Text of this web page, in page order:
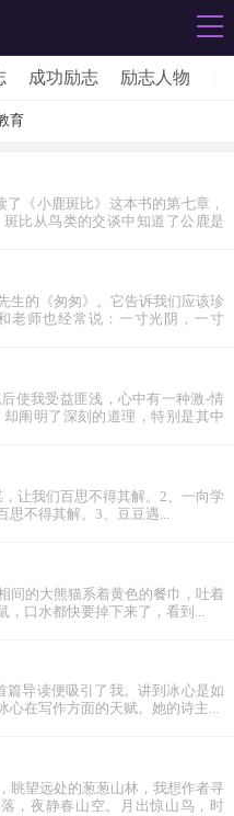
成功励志 励志人物
育
《小鹿斑比》这本书的第七章，
比从鸟类的交谈中知道了公鹿是
生的《匆匆》。它告诉我们应该珍
老师也经常说：一寸光阴，一寸
使我受益匪浅，心中有一种激-情
阐明了深刻的道理，特别是其中
让我们百思不得其解。2、一向学
不得其解。3、豆豆遇...
间的大熊猫系着黄色的餐巾，吐着
口水都快要掉下来了，看到...
篇导读便吸引了我。讲到冰心是如
心在写作方面的天赋。她的诗主...
眺望远处的葱葱山林，我想作者寻
，夜静春山空。月出惊山鸟，时